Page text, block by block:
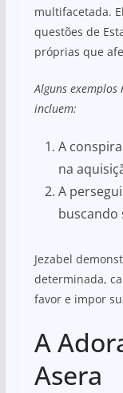
multifacetada.
questões de
próprias que
Alguns
incluem:
A
na
A
buscando
Jezabel
determinada,
favor e impor
A
Asera